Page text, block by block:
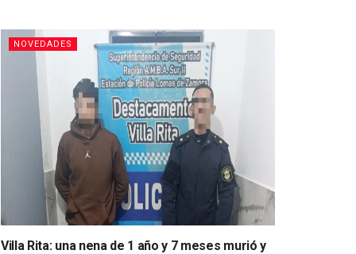
NOVEDADES
Villa Rita: una nena de 1 año y 7 meses murió y